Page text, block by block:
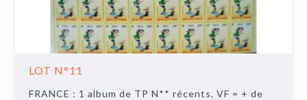
LOT N°11
FRANCE : 1 album de TP N** récents, VF = + de